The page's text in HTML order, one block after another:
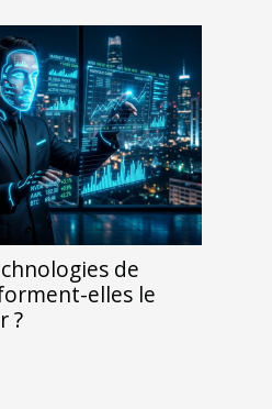
de
elles le
?